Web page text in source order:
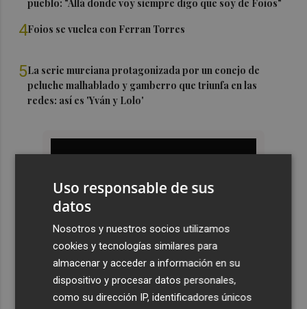
pueblo: "Allá donde voy siempre digo que soy de Foios"
4Foios se vuelca con Ferran Torres
5La serie murciana protagonizada por un conejo de
peluche malhablado y gamberro que triunfa en las
redes: así es 'Yván y Lolo'
Uso responsable de sus
datos
Nosotros y nuestros socios utilizamos
cookies y tecnologías similares para
almacenar y acceder a información en su
dispositivo y procesar datos personales,
como su dirección IP, identificadores únicos